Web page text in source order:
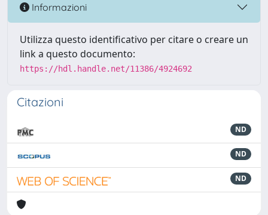
Informazioni
Utilizza questo identificativo per citare o creare un
link a questo documento:
https://hdl.handle.net/11386/4924692
Citazioni
ND
ND
ND